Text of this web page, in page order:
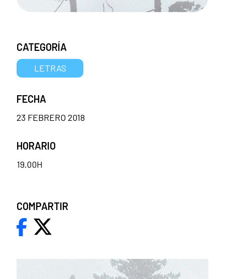
CATEGORÍA
LETRAS
FECHA
23 FEBRERO 2018
HORARIO
19.00H
COMPARTIR